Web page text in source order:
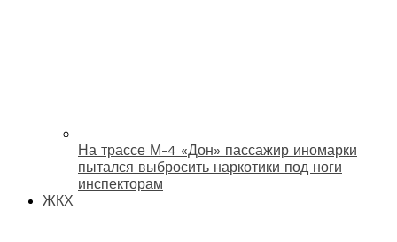
На трассе М-4 «Дон» пассажир иномарки
пытался выбросить наркотики под ноги
инспекторам
ЖКХ